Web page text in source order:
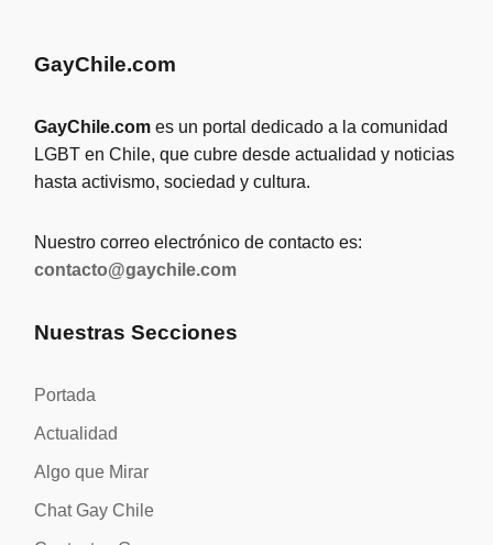
GayChile.com
GayChile.com es un portal dedicado a la comunidad
LGBT en Chile, que cubre desde actualidad y noticias
hasta activismo, sociedad y cultura.
Nuestro correo electrónico de contacto es:
contacto@gaychile.com
Nuestras Secciones
Portada
Actualidad
Algo que Mirar
Chat Gay Chile